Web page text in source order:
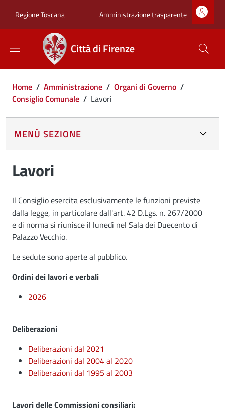
Regione Toscana Zona superiore
Amministrazione trasparente
Città di Firenze
Briciole di pane
Home / Amministrazione / Organi di Governo /
Consiglio Comunale / Lavori
MENÙ SEZIONE
Lavori
Il Consiglio esercita esclusivamente le funzioni previste
dalla legge, in particolare dall'art. 42 D.Lgs. n. 267/2000
e di norma si riunisce il lunedì nel Sala dei Duecento di
Palazzo Vecchio.
Le sedute sono aperte al pubblico.
Ordini dei lavori e verbali
2026
Deliberazioni
Deliberazioni dal 2021
Deliberazioni dal 2004 al 2020
Deliberazioni dal 1995 al 2003
Lavori delle Commissioni consiliari: